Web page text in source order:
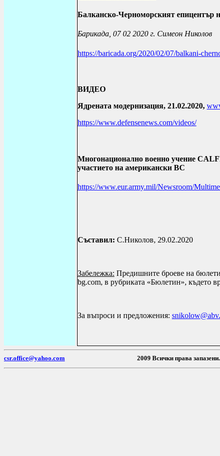
Балканско-Черноморският епицентър
Барикада, 07 02 2020 г. Симеон Николов
https://baricada.org/2020/02/07/balkani-
ВИДЕО
Ядрената модернизация, 21.02.2020,
https://www.defensenews.com/videos/
Многонационално военно учение
участието на американски ВС
https://www.eur.army.mil/Newsroom/
Съставил: С.Николов, 29.02.2020
Забележка: Предишните броеве на
bg.com, в рубриката «Бюлетин», където
За въпроси и предложения:
csr.office@yahoo.com 2009 Всички